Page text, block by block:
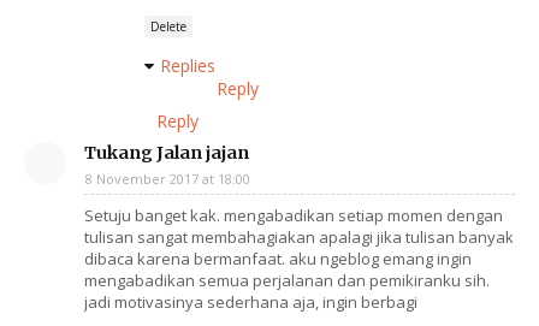
Delete
Replies
Reply
Reply
Tukang Jalan jajan
8 November 2017 at 18:00
Setuju banget kak. mengabadikan setiap momen dengan
tulisan sangat membahagiakan apalagi jika tulisan banyak
dibaca karena bermanfaat. aku ngeblog emang ingin
mengabadikan semua perjalanan dan pemikiranku sih.
jadi motivasinya sederhana aja, ingin berbagi